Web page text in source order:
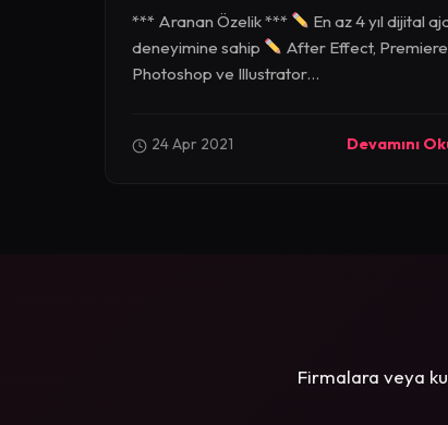
*** Aranan Özelik ***
En az 4 yıl dijital
deneyimine sahip
After Effect, Premiere,
Photoshop ve Illustrator...
24 Apr 2021 Devamını
Firmalara veya